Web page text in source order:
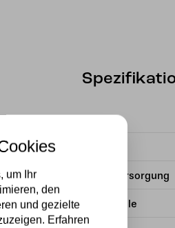
Marke
Stromversorgung
Lichtquelle
um Ihr
den
und gezielte
Erfahren